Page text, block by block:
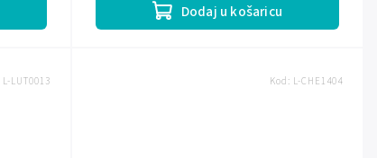
Dodaj u košaricu
L-LUT0013 Kod: L-CHE1404